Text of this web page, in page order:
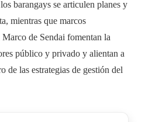
barangays se articulen planes y
mientras que marcos
de Sendai fomentan la
público y privado y alientan a
de las estrategias de gestión del